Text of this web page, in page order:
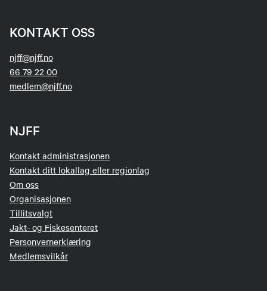
KONTAKT OSS
njff@njff.no
66 79 22 00
medlem@njff.no
NJFF
Kontakt administrasjonen
Kontakt ditt lokallag eller regionlag
Om oss
Organisasjonen
Tillitsvalgt
Jakt- og Fiskesenteret
Personvernerklæring
Medlemsvilkår